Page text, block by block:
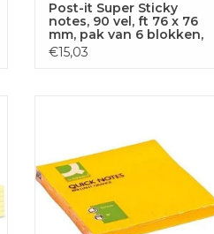
Post-it Super Sticky
notes, 90 vel, ft 76 x 76
mm, pak van 6 blokken,
roze (tropical pink)
€15,03
TOEVOEGEN AAN
WINKELWAGEN